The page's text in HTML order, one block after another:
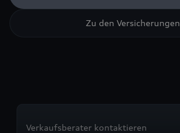
Zu den Versicherungen
Verkaufsberater kontaktieren